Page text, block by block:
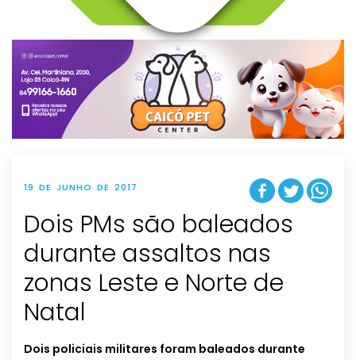
v
g
t
i
o
n
19 DE JUNHO DE 2017
Dois PMs são baleados
durante assaltos nas
zonas Leste e Norte de
Natal
Dois policiais militares foram baleados durante